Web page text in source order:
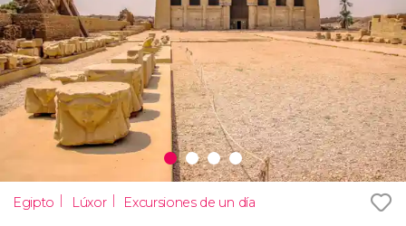
Egipto Lúxor Excursiones de un día